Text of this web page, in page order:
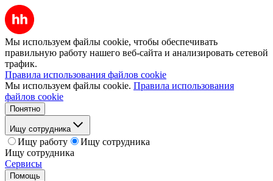
Мы используем файлы cookie, чтобы обеспечивать
правильную работу нашего веб-сайта и анализировать сетевой
трафик.
Правила использования файлов cookie
Мы используем файлы cookie. Правила использования
файлов cookie
Понятно
Ищу сотрудника
Ищу работу
Ищу сотрудника
Ищу сотрудника
Сервисы
Помощь